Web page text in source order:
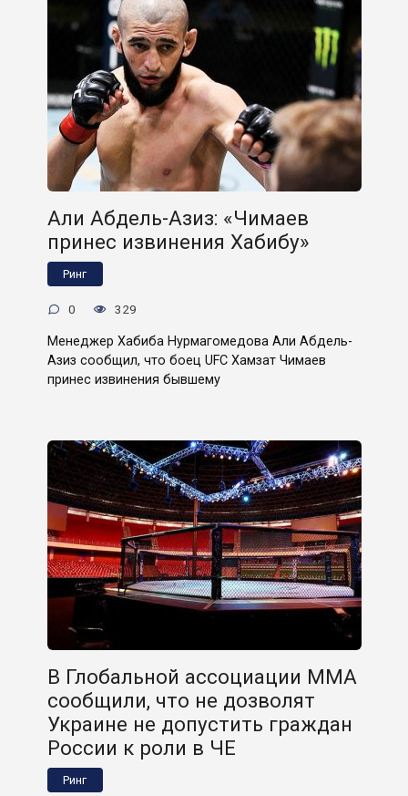
Али Абдель-Азиз: «Чимаев
принес извинения Хабибу»
Ринг
0 329
Менеджер Хабиба Нурмагомедова Али Абдель-
Азиз сообщил, что боец UFC Хамзат Чимаев
принес извинения бывшему
В Глобальной ассоциации MMA
сообщили, что не дозволят
Украине не допустить граждан
России к роли в ЧЕ
Ринг